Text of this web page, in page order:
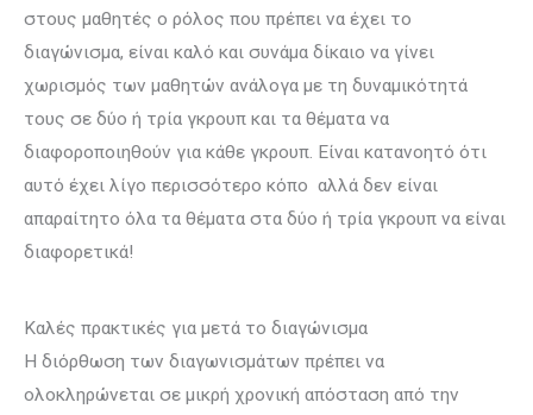
στους μαθητές ο ρόλος που πρέπει να έχει το
διαγώνισμα, είναι καλό και συνάμα δίκαιο να γίνει
χωρισμός των μαθητών ανάλογα με τη δυναμικότητά
τους σε δύο ή τρία γκρουπ και τα θέματα να
διαφοροποιηθούν για κάθε γκρουπ. Είναι κατανοητό ότι
αυτό έχει λίγο περισσότερο κόπο αλλά δεν είναι
απαραίτητο όλα τα θέματα στα δύο ή τρία γκρουπ να είναι
διαφορετικά!
Καλές πρακτικές για μετά το διαγώνισμα
Η διόρθωση των διαγωνισμάτων πρέπει να
ολοκληρώνεται σε μικρή χρονική απόσταση από την